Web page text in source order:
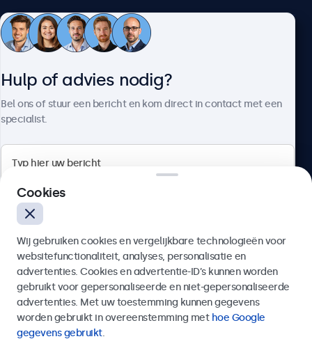
Klantenservice
4.8/5 door 5000+ bedrijven
Nederlands
Hulp of advies nodig?
Bel ons of stuur een bericht en kom direct in contact met een
specialist.
Verzenden
Of bel ons op
Cookies
Wij gebruiken cookies en vergelijkbare technologieën voor
websitefunctionaliteit, analyses, personalisatie en
advertenties. Cookies en advertentie-ID’s kunnen worden
gebruikt voor gepersonaliseerde en niet-gepersonaliseerde
advertenties. Met uw toestemming kunnen gegevens
worden gebruikt in overeenstemming met hoe Google
gegevens gebruikt.